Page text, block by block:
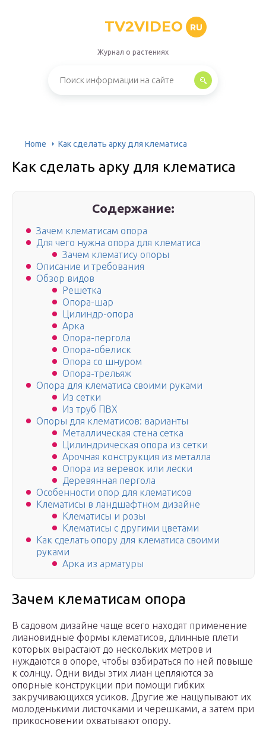
TV2VIDEO RU
Журнал о растениях
Home Как сделать арку для клематиса
Как сделать арку для клематиса
Содержание:
Зачем клематисам опора
Для чего нужна опора для клематиса
Зачем клематису опоры
Описание и требования
Обзор видов
Решетка
Опора-шар
Цилиндр-опора
Арка
Опора-пергола
Опора-обелиск
Опора со шнуром
Опора-трельяж
Опора для клематиса своими руками
Из сетки
Из труб ПВХ
Опоры для клематисов: варианты
Металлическая стена сетка
Цилиндрическая опора из сетки
Арочная конструкция из металла
Опора из веревок или лески
Деревянная пергола
Особенности опор для клематисов
Клематисы в ландшафтном дизайне
Клематисы и розы
Клематисы с другими цветами
Как сделать опору для клематиса своими
руками
Арка из арматуры
Зачем клематисам опора
В садовом дизайне чаще всего находят применение
лиановидные формы клематисов, длинные плети
которых вырастают до нескольких метров и
нуждаются в опоре, чтобы взбираться по ней повыше
к солнцу. Одни виды этих лиан цепляются за
опорные конструкции при помощи гибких
закручивающихся усиков. Другие же нащупывают их
молоденькими листочками и черешками, а затем при
прикосновении охватывают опору.